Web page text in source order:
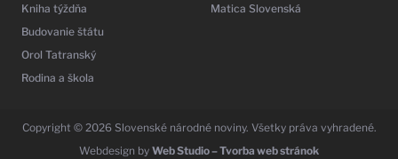
Kniha týždňa
Budovanie štátu
Orol Tatranský
Rodina a škola
Matica Slovenská
Copyright © 2026 Slovenské národné noviny. Všetky práva vyhradené.
Webdesign by Web Studio – Tvorba web stránok